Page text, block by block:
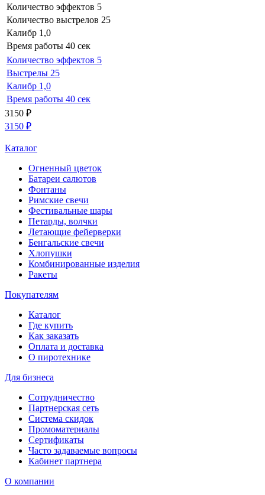
Количество эффектов 5
Количество выстрелов 25
Калибр 1,0
Время работы 40 сек
Количество эффектов 5
Выстрелы 25
Калибр 1,0
Время работы 40 сек
3150 ₽
3150 ₽
Каталог
Огненный цветок
Батареи салютов
Фонтаны
Римские свечи
Фестивальные шары
Петарды, волчки
Летающие фейерверки
Бенгальские свечи
Хлопушки
Комбинированные изделия
Ракеты
Покупателям
Каталог
Где купить
Как заказать
Оплата и доставка
О пиротехнике
Для бизнеса
Сотрудничество
Партнерская сеть
Система скидок
Промоматериалы
Сертификаты
Часто задаваемые вопросы
Кабинет партнера
О компании